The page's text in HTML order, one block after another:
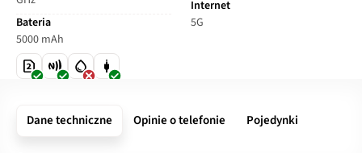
Bateria
5000 mAh
Internet
5G
Dane techniczne Opinie o telefonie Pojedynki